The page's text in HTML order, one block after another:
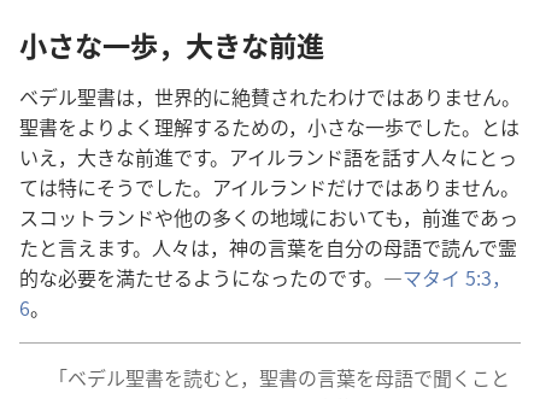
小さな​一歩，大きな​前進
ベデル​聖書​は，世界​的​に​絶賛​さ​れ​た​わけ​で​は​あり​ませ​ん。
聖書​を​より​よく​理解​する​ため​の，小さな​一歩​でし​た。と​は​
いえ，大きな​前進​です。アイルランド​語​を​話す​人々​に​とっ​
て​は​特に​そう​でし​た。アイルランド​だけ​で​は​あり​ませ​ん。
スコットランド​や​他​の​多く​の​地域​に​おい​て​も，前進​で​あっ​
た​と​言え​ます。人々​は，神​の​言葉​を​自分​の​母語​で​読ん​で​霊
的​な​必要​を​満たせる​よう​に​なっ​た​の​です。―マタイ 5:3，
6。
「ベデル​聖書​を​読む​と，聖書​の​言葉​を​母語​で​聞く​こと​